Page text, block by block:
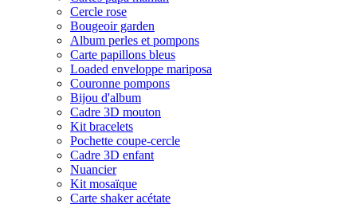
Cercle rose
Bougeoir garden
Album perles et pompons
Carte papillons bleus
Loaded enveloppe mariposa
Couronne pompons
Bijou d'album
Cadre 3D mouton
Kit bracelets
Pochette coupe-cercle
Cadre 3D enfant
Nuancier
Kit mosaïque
Carte shaker acétate